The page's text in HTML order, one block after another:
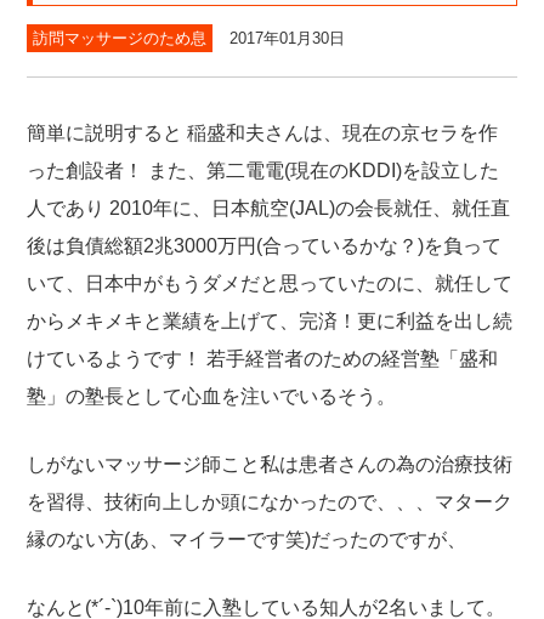
訪問マッサージのため息 2017年01月30日
簡単に説明すると 稲盛和夫さんは、現在の京セラを作
った創設者！
また、第二電電(現在のKDDI)を設立した
人であり 2010年に、日本航空(JAL)の会長就任、就任直
後は負債総額2兆3000万円(合っているかな？)を負って
いて、日本中がもうダメだと思っていたのに、就任して
からメキメキと業績を上げて、完済！更に利益を出し続
けているようです！
若手経営者のための経営塾「盛和
塾」の塾長として心血を注いでいるそう。
しがないマッサージ師こと私は患者さんの為の治療技術
を習得、技術向上しか頭になかったので、、、マターク
縁のない方(あ、マイラーです笑)だったのですが、
なんと(*´-`)10年前に入塾している知人が2名いまして。